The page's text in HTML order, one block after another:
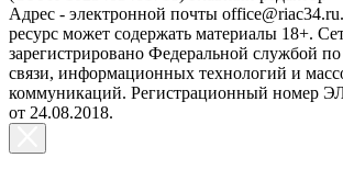
Адрес - электронной почты
ресурс может содержать материалы 18+.
зарегистрировано Федеральной службой
связи, информационных технологий и
коммуникаций. Регистрационный номер
от 24.08.2018.